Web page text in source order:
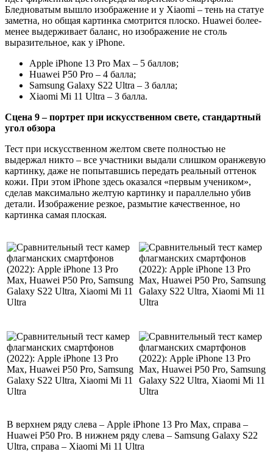
Бледноватым вышло изображение и у Xiaomi – тень на статуе
заметна, но общая картинка смотрится плоско. Huawei более-
менее выдерживает баланс, но изображение не столь
выразительное, как у iPhone.
Apple iPhone 13 Pro Max – 5 баллов;
Huawei P50 Pro – 4 балла;
Samsung Galaxy S22 Ultra – 3 балла;
Xiaomi Mi 11 Ultra – 3 балла.
Сцена 9 – портрет при искусственном свете, стандартный
угол обзора
Тест при искусственном желтом свете полностью не
выдержал никто – все участники выдали слишком оранжевую
картинку, даже не попытавшись передать реальный оттенок
кожи. При этом iPhone здесь оказался «первым учеником»,
сделав максимально желтую картинку и параллельно убив
детали. Изображение резкое, размытие качественное, но
картинка самая плоская.
В верхнем ряду слева – Apple iPhone 13 Pro Max, справа –
Huawei P50 Pro. В нижнем ряду слева – Samsung Galaxy S22
Ultra, справа – Xiaomi Mi 11 Ultra